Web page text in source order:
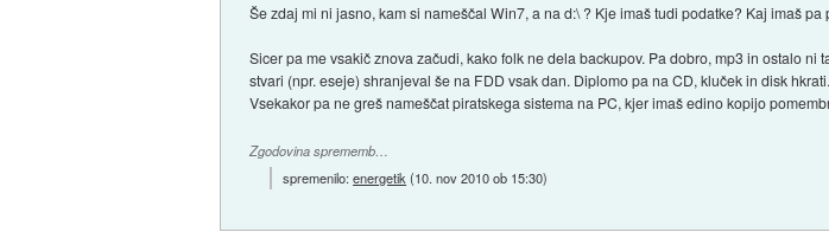
Še zdaj mi ni jasno, kam si nameščal Win7, a na d:\ ? Kje imaš tudi podatke? Kaj imaš pa
Sicer pa me vsakič znova začudi, kako folk ne dela backupov. Pa dobro, mp3 in ostalo
stvari (npr. eseje) shranjeval še na FDD vsak dan. Diplomo pa na CD, kluček in disk hkrati.
Vsekakor pa ne greš nameščat piratskega sistema na PC, kjer imaš edino kopijo
Zgodovina sprememb…
spremenilo:energetik(10. nov 2010 ob 15:30)